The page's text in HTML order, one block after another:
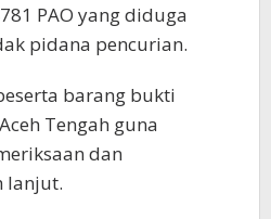
PAO yang diduga
pidana pencurian.
barang bukti
Tengah guna
dan
lanjut.